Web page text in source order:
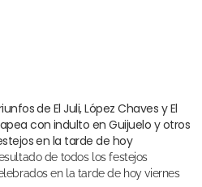
de El Juli, López Chaves y El
con indulto en Guijuelo y otros
en la tarde de hoy
en la tarde de hoy viernes